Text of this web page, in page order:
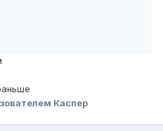
Каспер